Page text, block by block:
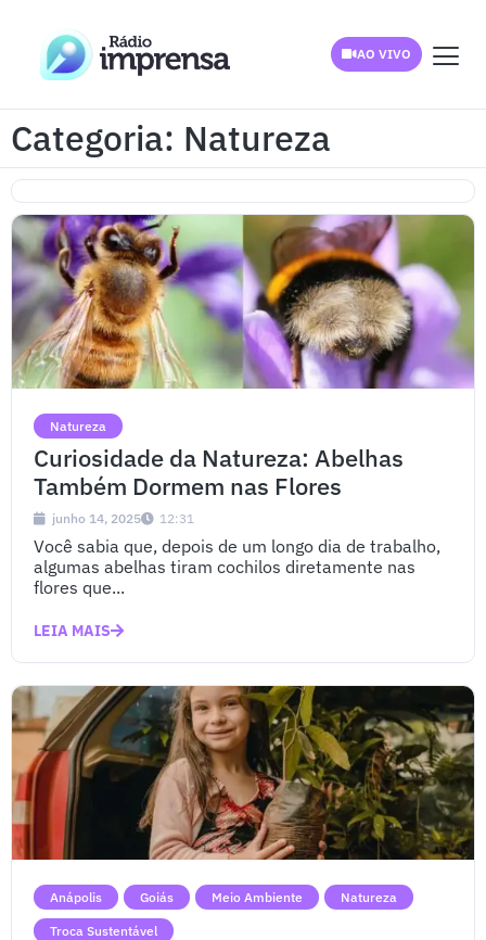
AO VIVO
Categoria: Natureza
Natureza
Curiosidade da Natureza: Abelhas
Também Dormem nas Flores
junho 14, 2025 12:31
Você sabia que, depois de um longo dia de trabalho,
algumas abelhas tiram cochilos diretamente nas
flores que...
LEIA MAIS
Anápolis Goiás Meio Ambiente Natureza
Troca Sustentável